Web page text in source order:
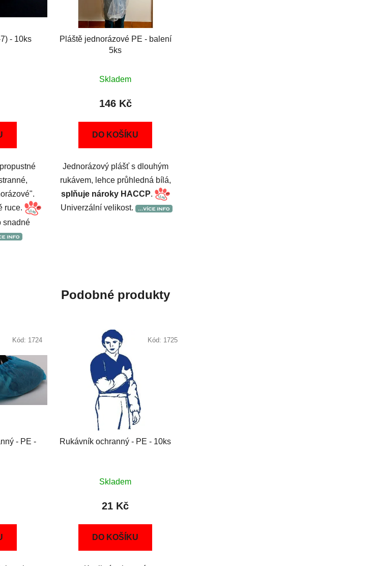
- 10ks
ruce.
snadné
Pláště jednorázové PE - balení
5ks
Skladem
146 Kč
DO KOŠÍKU
Jednorázový plášť s dlouhým
rukávem, lehce průhledná bílá,
splňuje nároky HACCP.
Univerzální velikost.
Podobné produkty
- PE -
Kód: 1724
Rukávník ochranný - PE - 10ks
Skladem
21 Kč
DO KOŠÍKU
Kód: 1725